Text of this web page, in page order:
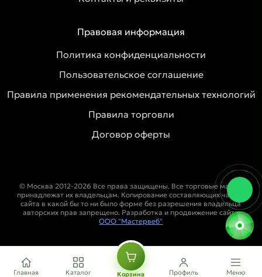
Главная Каталог Корзина Профиль Меню
Правовая информация
Политика конфиденциальности
Пользовательское соглашение
Правила применения рекомендательных технологий
Правила торговли
Договор оферты
© Москва 2012-2026 Все права защищены. Все торговые марки
принадлежат их владельцам. Копирование составляющих частей
сайта в какой бы то ни было форме без разрешения владельца
авторских прав запрещено. Разработка и продвижение сайта
ООО "Мастервеб"